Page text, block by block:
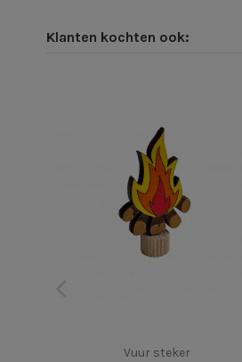
Klanten kochten ook:
Vuur steker